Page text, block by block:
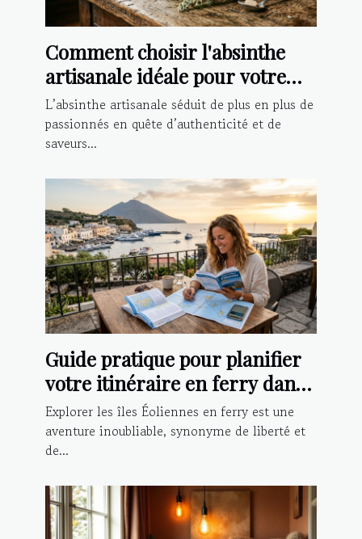
Comment choisir l'absinthe
artisanale idéale pour votre
palais ?
L’absinthe artisanale séduit de plus en plus de
passionnés en quête d’authenticité et de
saveurs...
Guide pratique pour planifier
votre itinéraire en ferry dans
les îles Éoliennes
Explorer les îles Éoliennes en ferry est une
aventure inoubliable, synonyme de liberté et
de...